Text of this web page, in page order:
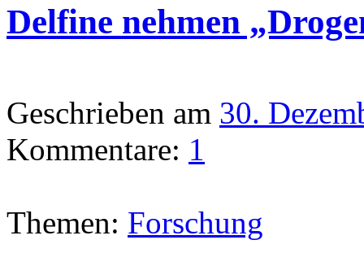
Delfine nehmen
Geschrieben am 30.
Kommentare: 1
Themen: Forschung